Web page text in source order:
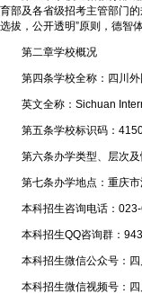
育部及各省级招考主管部门
选拔，公开透明”原则，德智
第二章学校概况
第四条学校全称：四川外
英文全称：Sichuan
第五条学校标识码：
第六条办学类型、层次及
第七条办学地点：重庆市
本科招生咨询电话：023-
本科招生QQ咨询群：
本科招生微信公众号：四
本科招生微信视频号：四